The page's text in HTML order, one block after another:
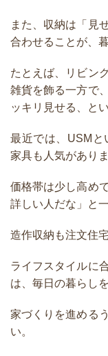
また、収納は「見
合わせることが、
たとえば、リビン
雑貨を飾る一方で
ッキリ見せる、と
最近では、USMと
家具も人気がありま
価格帯は少し高め
詳しい人だな」と
造作収納も注文住
ライフスタイルに
は、毎日の暮らし
家づくりを進める
い。